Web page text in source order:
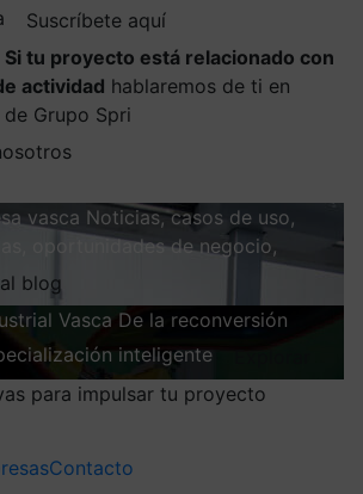
Suscríbete aquí
Si tu proyecto está relacionado con
actividad hablaremos de ti en
Grupo Spri
vasca Noticias, casos de uso,
oportunidades de negocio,
blog
Vasca De la reconversión
inteligente
para impulsar tu proyecto
Contacto